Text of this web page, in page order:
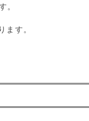
す。